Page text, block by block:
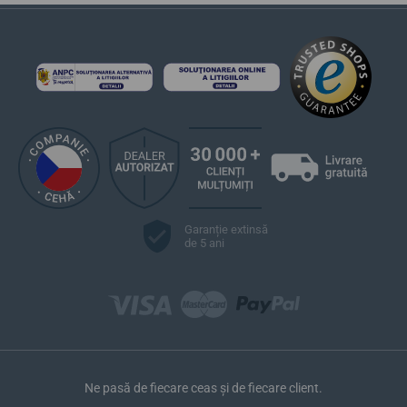
Garanție extinsă
de 5 ani
Ne pasă de fiecare ceas și de fiecare client.